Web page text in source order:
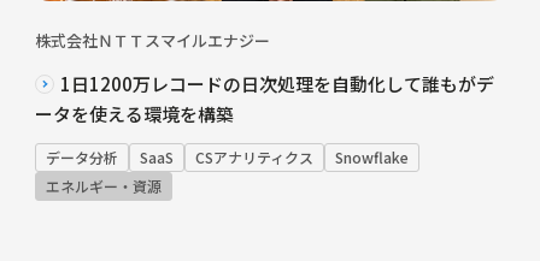
株式会社ＮＴＴスマイルエナジー
1日1200万レコードの日次処理を自動化して誰もがデ
ータを使える環境を構築
データ分析 SaaS CSアナリティクス
Snowflake
エネルギー・資源